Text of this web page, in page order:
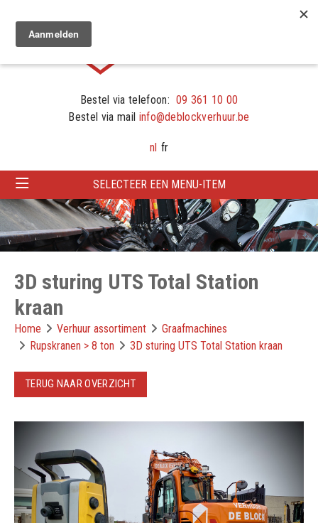
Bestel via telefoon: 09 361 10 00
Bestel via mail info@deblockverhuur.be
nl fr
SELECTEER EEN MENU-ITEM
3D sturing UTS Total Station
kraan
Home Verhuur assortiment
Graafmachines
Rupskranen > 8 ton
3D sturing UTS Total Station kraan
TERUG NAAR OVERZICHT